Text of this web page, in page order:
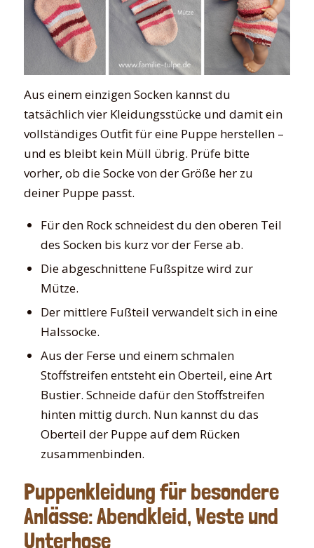
Aus einem einzigen Socken kannst du
tatsächlich vier Kleidungsstücke und damit ein
vollständiges Outfit für eine Puppe herstellen –
und es bleibt kein Müll übrig. Prüfe bitte
vorher, ob die Socke von der Größe her zu
deiner Puppe passt.
Für den Rock schneidest du den oberen Teil
des Socken bis kurz vor der Ferse ab.
Die abgeschnittene Fußspitze wird zur
Mütze.
Der mittlere Fußteil verwandelt sich in eine
Halssocke.
Aus der Ferse und einem schmalen
Stoffstreifen entsteht ein Oberteil, eine Art
Bustier. Schneide dafür den Stoffstreifen
hinten mittig durch. Nun kannst du das
Oberteil der Puppe auf dem Rücken
zusammenbinden.
Puppenkleidung für besondere
Anlässe: Abendkleid, Weste und
Unterhose